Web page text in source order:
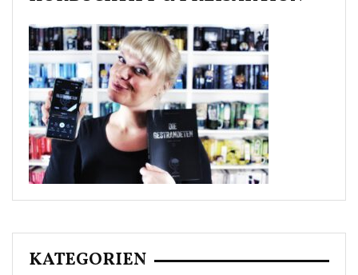
KATEGORIEN